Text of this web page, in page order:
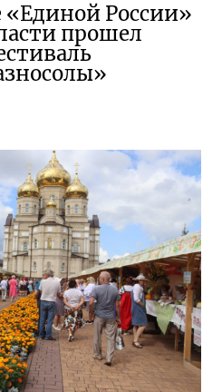
России»
прошел